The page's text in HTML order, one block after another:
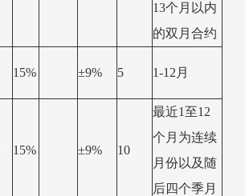
13个月以内
的双月合约
15% ±9% 5 1-12月
15% ±9% 10
最近1至12
个月为连续
月份以及随
后四个季月